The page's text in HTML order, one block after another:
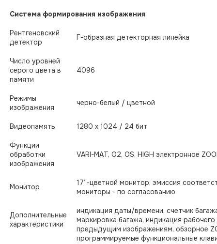
Система формирования изображения
Рентгеновский
детектор
Г-образная детекторная линейка
Число уровней
серого цвета в
памяти
4096
Режимы
изображения
черно-белый / цветной
Видеопамять 1280 x 1024 / 24 бит
Функции
обработки
изображения
VARI-МАT, О2, OS, HIGH электронное
Монитор
17”-цветной монитор, эмиссия
мониторы - по согласованию
Дополнительные
характеристики
индикация даты/времени, счетчик
маркировка багажа, индикация
предыдущим изображениям, обзорное
программируемые функциональные